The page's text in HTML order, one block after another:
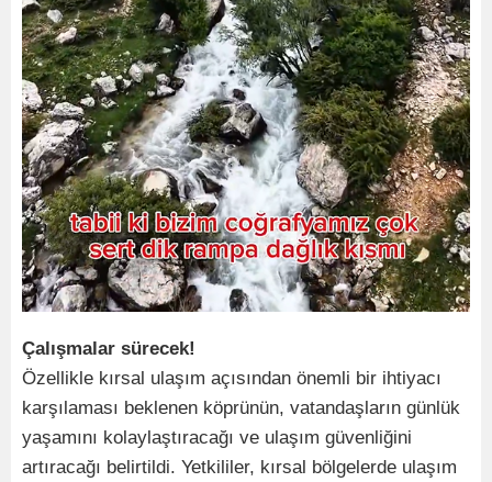
Çalışmalar sürecek!
Özellikle kırsal ulaşım açısından önemli bir ihtiyacı
karşılaması beklenen köprünün, vatandaşların günlük
yaşamını kolaylaştıracağı ve ulaşım güvenliğini
artıracağı belirtildi. Yetkililer, kırsal bölgelerde ulaşım